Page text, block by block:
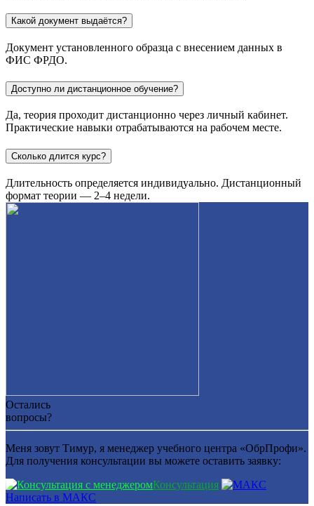
Какой документ выдаётся?
Документ установленного образца с внесением данных в
ФИС ФРДО.
Доступно ли дистанционное обучение?
Да, теория проходит дистанционно через личный кабинет.
Практические навыки отрабатываются на рабочем месте.
Сколько длится курс?
Длительность определяется индивидуально. Дистанционный
формат теории — 2–4 недели.
Остались
вопросы?
Меня зовут Тимур, я менеджер учебного центра «ОбрПрофи».
Для получения консультации вы можете оставить заявку:
Консультация
Написать в МАКС